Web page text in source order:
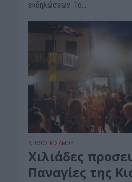
εκδηλώσεων. Το...
ΔΉΜΟΣ ΚΙΣΆΜΟΥ
Χιλιάδες
Παναγίες της